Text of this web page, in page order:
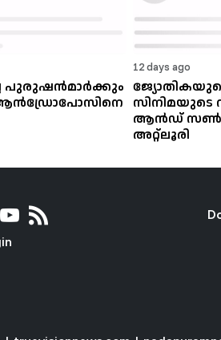
പുരുഷന്‍മാര്‍ക്കും
12 days ago
സിനിമയുടെ
ആൻഡ്
അറ്റ്ലൂരി